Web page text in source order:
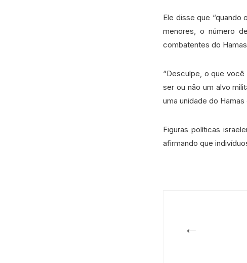
Ele disse que
menores, o número
combatentes do
“Desculpe, o que
ser ou não um alvo
uma unidade do
Figuras políticas
afirmando que
←